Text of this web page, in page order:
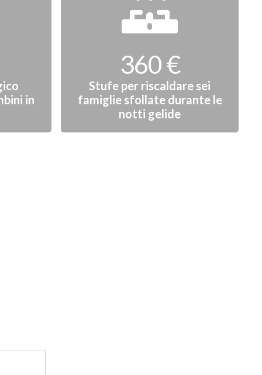
in
360 €
Stufe per riscaldare sei
famiglie sfollate durante le
notti gelide